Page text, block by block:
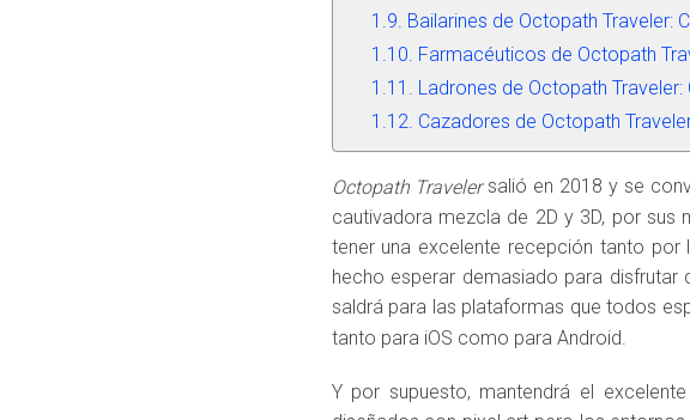
Bailarines de Octopath Traveler:
Farmacéuticos de Octopath
Ladrones de Octopath
Cazadores de Octopath
Octopath Travelersalió en 2018 y se
cautivadora mezcla de 2D y 3D, por
tener una excelente recepción tanto
hecho esperar demasiado para disfrutar
saldrá para las plataformas que todos
tanto para iOS como para Android.
Y por supuesto, mantendrá el